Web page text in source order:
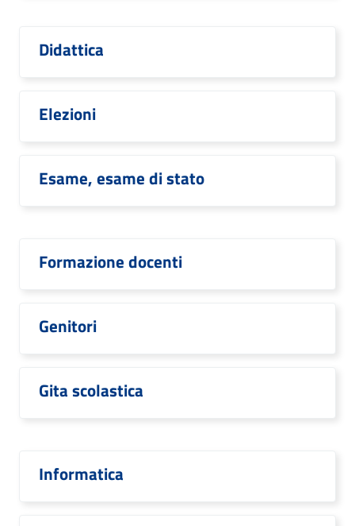
Didattica
Elezioni
Esame, esame di stato
Formazione docenti
Genitori
Gita scolastica
Informatica